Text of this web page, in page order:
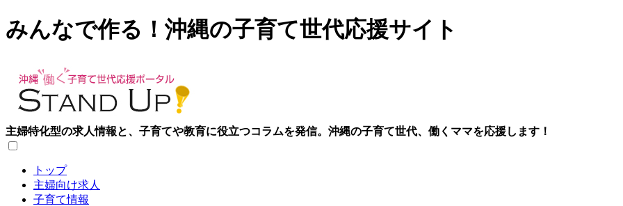
みんなで作る！沖縄の子育て世代応援サイト
主婦特化型の求人情報と、子育てや教育に役立つコラムを発信。沖縄の子育て世代、働くママを応援します！
トップ
主婦向け求人
子育て情報